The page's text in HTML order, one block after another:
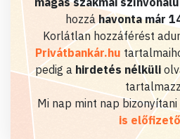
hozzá havonta már
Korlátlan hozzáférést
Privátbankár.hu
pedig a hirdetés nélküli
Mi nap mint nap
is